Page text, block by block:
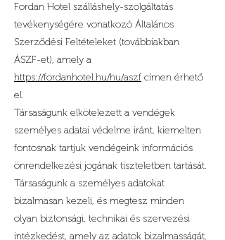
Fordan Hotel szálláshely-szolgáltatás
tevékenységére vonatkozó Általános
Szerződési Feltételeket (továbbiakban
ÁSZF-et), amely a
https://fordanhotel.hu/hu/aszf címen érhető
el.
Társaságunk elkötelezett a vendégek
személyes adatai védelme iránt, kiemelten
fontosnak tartjuk vendégeink információs
önrendelkezési jogának tiszteletben tartását.
Társaságunk a személyes adatokat
bizalmasan kezeli, és megtesz minden
olyan biztonsági, technikai és szervezési
intézkedést, amely az adatok bizalmasságát,